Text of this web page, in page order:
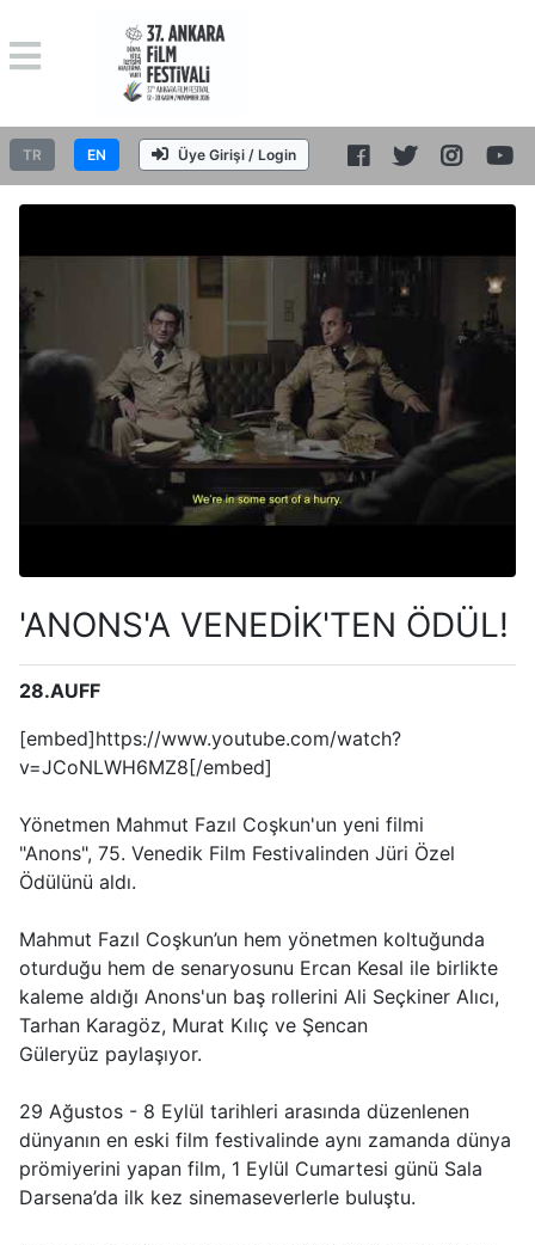
TR EN Üye Girişi / Login
'ANONS'A VENEDİK'TEN ÖDÜL!
28.AUFF
[embed]https://www.youtube.com/watch?
v=JCoNLWH6MZ8[/embed]
Yönetmen Mahmut Fazıl Coşkun'un yeni filmi
"Anons", 75. Venedik Film Festivalinden Jüri Özel
Ödülünü aldı.
Mahmut Fazıl Coşkun’un hem yönetmen koltuğunda
oturduğu hem de senaryosunu Ercan Kesal ile birlikte
kaleme aldığı Anons'un baş rollerini Ali Seçkiner Alıcı,
Tarhan Karagöz, Murat Kılıç ve Şencan
Güleryüz paylaşıyor.
29 Ağustos - 8 Eylül tarihleri arasında düzenlenen
dünyanın en eski film festivalinde aynı zamanda dünya
prömiyerini yapan film, 1 Eylül Cumartesi günü Sala
Darsena’da ilk kez sinemaseverlerle buluştu.